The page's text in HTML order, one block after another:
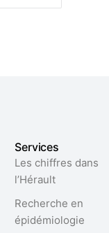
Services
Les chiffres dans
l’Hérault​
Recherche en
épidémiologie